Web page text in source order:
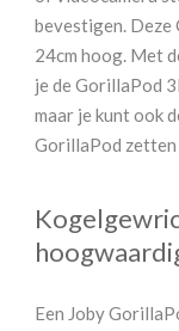
bevestigen. Deze
24cm hoog. Met
je de GorillaPod
maar je kunt ook
GorillaPod zetten
Een Joby